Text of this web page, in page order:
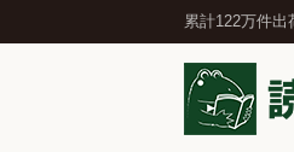
累計122万件